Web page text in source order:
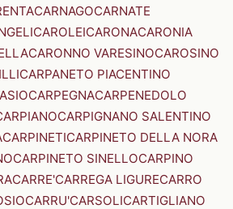
CARNAGOCARNATE
CAROLEICARONACARONIA
CARONNO VARESINOCAROSINO
CARPANETO PIACENTINO
CARPEGNACARPENEDOLO
CARPIGNANO SALENTINO
CARPINETICARPINETO DELLA NORA
CARPINETO SINELLOCARPINO
CARRE'CARREGA LIGURECARRO
CARRU'CARSOLICARTIGLIANO